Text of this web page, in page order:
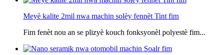
Meyè kalite 2mil nwa machin solèy fennèt Tint fim
Fim fenèt nou an se plizyè kouch fonksyonèl polyestè fim...